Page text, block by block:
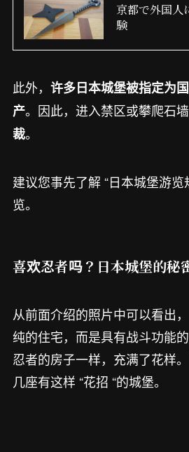
京都で外国人
験
此外， 许多日本城堡被指定为
产。因此，进入禁区或攀爬石墙
裁。
建议您事先了解 “日本城堡游
览。
喜欢忍者吗？日本城堡的秘
从前面介绍的照片中可以看出
纯的住宅，而是具有战斗功能
忍者的房子一样，充满了花样
几座有这样 “花招 “的城堡。